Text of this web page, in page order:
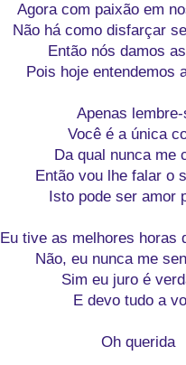
Agora com paixão em
Não há como disfarçar
Então nós damos
Pois hoje entendemos
Apenas
Você é a única
Da qual nunca me
Então vou lhe falar o
Isto pode ser amor
Eu tive as melhores horas
Não, eu nunca me
Sim eu juro é
E devo tudo a
Oh querida